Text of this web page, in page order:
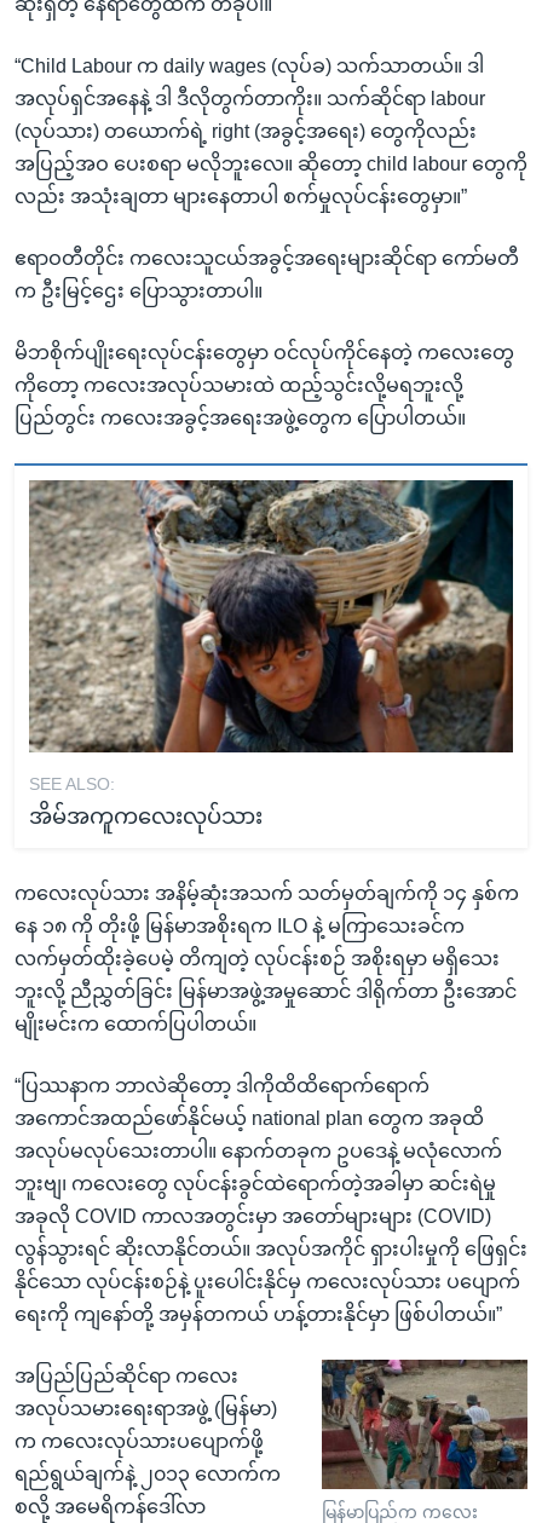
“Child Labour က daily wages (လုပ်ခ) သက်သာတယ်။ ဒါ
အလုပ်ရှင်အနေနဲ့ ဒါ ဒီလိုတွက်တာကိုး။ သက်ဆိုင်ရာ labour
(လုပ်သား) တယောက်ရဲ့ right (အခွင့်အရေး) တွေကိုလည်း
အပြည့်အဝ ပေးစရာ မလိုဘူးလေ။ ဆိုတော့ child labour တွေကို
လည်း အသုံးချတာ များနေတာပါ စက်မှုလုပ်ငန်းတွေမှာ။”
ဧရာဝတီတိုင်း ကလေးသူငယ်အခွင့်အရေးများဆိုင်ရာ ကော်မတီ
က ဦးမြင့်ဌေး ပြောသွားတာပါ။
မိဘစိုက်ပျိုးရေးလုပ်ငန်းတွေမှာ ဝင်လုပ်ကိုင်နေတဲ့ ကလေးတွေ
ကိုတော့ ကလေးအလုပ်သမားထဲ ထည့်သွင်းလို့မရဘူးလို့
ပြည်တွင်း ကလေးအခွင့်အရေးအဖွဲ့တွေက ပြောပါတယ်။
SEE ALSO:
အိမ်အကူကလေးလုပ်သား
ကလေးလုပ်သား အနိမ့်ဆုံးအသက် သတ်မှတ်ချက်ကို ၁၄ နှစ်က
နေ ၁၈ ကို တိုးဖို့ မြန်မာအစိုးရက ILO နဲ့ မကြာသေးခင်က
လက်မှတ်ထိုးခဲ့ပေမဲ့ တိကျတဲ့ လုပ်ငန်းစဉ် အစိုးရမှာ မရှိသေး
ဘူးလို့ ညီညွှတ်ခြင်း မြန်မာအဖွဲ့အမှုဆောင် ဒါရိုက်တာ ဦးအောင်
မျိုးမင်းက ထောက်ပြပါတယ်။
“ပြဿနာက ဘာလဲဆိုတော့ ဒါကိုထိထိရောက်ရောက်
အကောင်အထည်ဖော်နိုင်မယ့် national plan တွေက အခုထိ
အလုပ်မလုပ်သေးတာပါ။ နောက်တခုက ဥပဒေနဲ့ မလုံလောက်
ဘူးဗျ၊ ကလေးတွေ လုပ်ငန်းခွင်ထဲရောက်တဲ့အခါမှာ ဆင်းရဲမှု
အခုလို COVID ကာလအတွင်းမှာ အတော်များများ (COVID)
လွန်သွားရင် ဆိုးလာနိုင်တယ်။ အလုပ်အကိုင် ရှားပါးမှုကို ဖြေရှင်း
နိုင်သော လုပ်ငန်းစဉ်နဲ့ ပူးပေါင်းနိုင်မှ ကလေးလုပ်သား ပပျောက်
ရေးကို ကျနော်တို့ အမှန်တကယ် ဟန့်တားနိုင်မှာ ဖြစ်ပါတယ်။”
မြန်မာပြည်က ကလေး
အပြည်ပြည်ဆိုင်ရာ ကလေး
အလုပ်သမားရေးရာအဖွဲ့ (မြန်မာ)
က ကလေးလုပ်သားပပျောက်ဖို့
ရည်ရွယ်ချက်နဲ့ ၂၀၁၃ လောက်က
စလို့ အမေရိကန်ဒေါ်လာ